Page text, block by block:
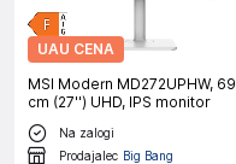
UAU CENA
MSI Modern MD272UPHW, 69
cm (27'') UHD, IPS monitor
Na zalogi
Prodajalec Big Bang